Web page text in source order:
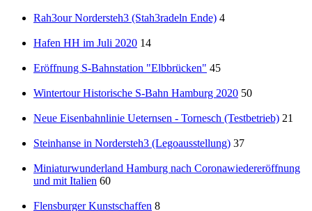
Rah3our Nordersteh3 (Stah3radeln Ende) 4
Hafen HH im Juli 2020 14
Eröffnung S-Bahnstation "Elbbrücken" 45
Wintertour Historische S-Bahn Hamburg 2020 50
Neue Eisenbahnlinie Ueternsen - Tornesch (Testbetrieb) 21
Steinhanse in Nordersteh3 (Legoausstellung) 37
Miniaturwunderland Hamburg nach Coronawiedereröffnung
und mit Italien 60
Flensburger Kunstschaffen 8